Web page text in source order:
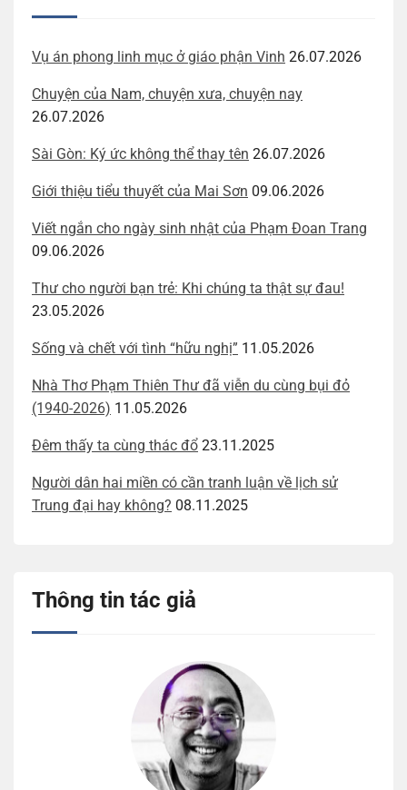
Vụ án phong linh mục ở giáo phận Vinh 26.07.2026
Chuyện của Nam, chuyện xưa, chuyện nay
26.07.2026
Sài Gòn: Ký ức không thể thay tên 26.07.2026
Giới thiệu tiểu thuyết của Mai Sơn 09.06.2026
Viết ngắn cho ngày sinh nhật của Phạm Đoan Trang
09.06.2026
Thư cho người bạn trẻ: Khi chúng ta thật sự đau!
23.05.2026
Sống và chết với tình “hữu nghị” 11.05.2026
Nhà Thơ Phạm Thiên Thư đã viễn du cùng bụi đỏ
(1940-2026) 11.05.2026
Đêm thấy ta cùng thác đổ 23.11.2025
Người dân hai miền có cần tranh luận về lịch sử
Trung đại hay không? 08.11.2025
Thông tin tác giả